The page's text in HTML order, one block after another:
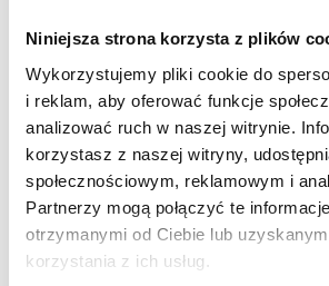
Niniejsza strona korzysta z plików
Wykorzystujemy pliki cookie do
i reklam, aby oferować funkcje
analizować ruch w naszej witrynie.
korzystasz z naszej witryny,
społecznościowym, reklamowym i
Partnerzy mogą połączyć te
otrzymanymi od Ciebie lub
korzystania z ich usług.
Europejską Fundację Kultury, który
marginalizacja społeczna na Ukrainie i
wielu konkursów fotograficznych (m.in.
w międzynarodowym konkursie
II – pamięć i obecność” za fotoreportaż
pielgrzymów z Polski uczestniczących
pożegnania Ojca Św. w Watykanie;
w konkursie fotograficznym „Szerokie
organizowanym przez Stowarzyszenie